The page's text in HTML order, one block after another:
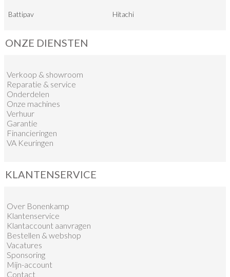
Battipav Hitachi
ONZE DIENSTEN
Verkoop & showroom
Reparatie & service
Onderdelen
Onze machines
Verhuur
Garantie
Financieringen
VA Keuringen
KLANTENSERVICE
Over Bonenkamp
Klantenservice
Klantaccount aanvragen
Bestellen & webshop
Vacatures
Sponsoring
Mijn-account
Contact